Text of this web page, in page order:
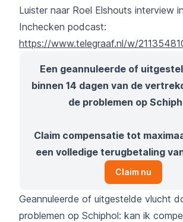
Luister naar Roel Elshouts interview
Inchecken podcast:
https://www.telegraaf.nl/w/
Een geannuleerde of
binnen 14 dagen van de
de problemen op
Claim compensatie tot
een volledige terugbetaling
Claim nu
Geannuleerde of uitgestelde vlucht
problemen op Schiphol: kan ik